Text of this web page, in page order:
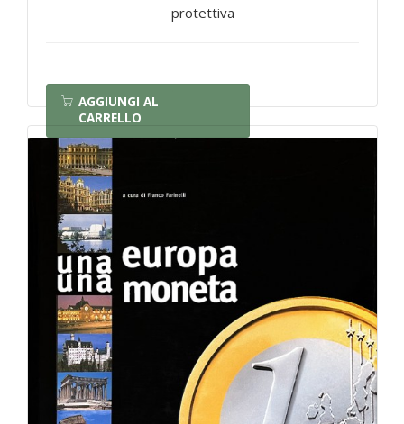
protettiva
AGGIUNGI AL
CARRELLO